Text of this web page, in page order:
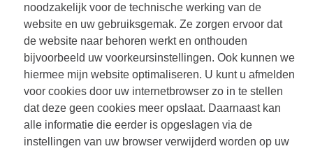
noodzakelijk voor de technische werking van de
website en uw gebruiksgemak. Ze zorgen ervoor dat
de website naar behoren werkt en onthouden
bijvoorbeeld uw voorkeursinstellingen. Ook kunnen we
hiermee mijn website optimaliseren. U kunt u afmelden
voor cookies door uw internetbrowser zo in te stellen
dat deze geen cookies meer opslaat. Daarnaast kan
alle informatie die eerder is opgeslagen via de
instellingen van uw browser verwijderd worden op uw